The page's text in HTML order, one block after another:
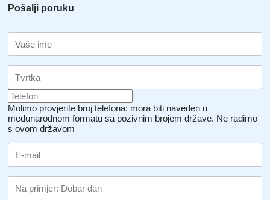
Pošalji poruku
Molimo provjerite broj telefona: mora biti naveden u
međunarodnom formatu sa pozivnim brojem države. Ne radimo
s ovom državom